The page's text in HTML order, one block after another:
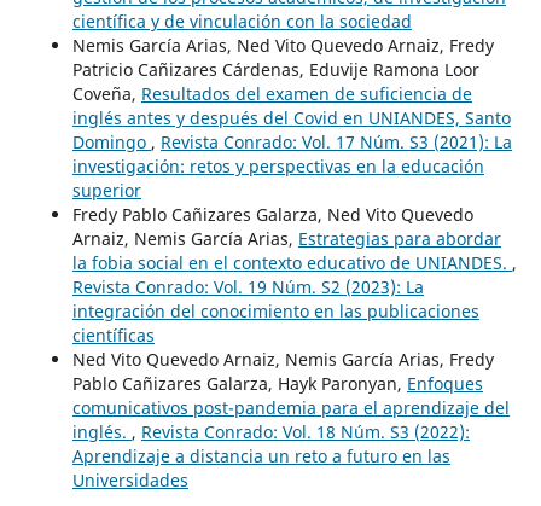
científica y de vinculación con la sociedad
Nemis García Arias, Ned Vito Quevedo Arnaiz, Fredy
Patricio Cañizares Cárdenas, Eduvije Ramona Loor
Coveña, Resultados del examen de suficiencia de
inglés antes y después del Covid en UNIANDES, Santo
Domingo , Revista Conrado: Vol. 17 Núm. S3 (2021): La
investigación: retos y perspectivas en la educación
superior
Fredy Pablo Cañizares Galarza, Ned Vito Quevedo
Arnaiz, Nemis García Arias, Estrategias para abordar
la fobia social en el contexto educativo de UNIANDES. ,
Revista Conrado: Vol. 19 Núm. S2 (2023): La
integración del conocimiento en las publicaciones
científicas
Ned Vito Quevedo Arnaiz, Nemis García Arias, Fredy
Pablo Cañizares Galarza, Hayk Paronyan, Enfoques
comunicativos post-pandemia para el aprendizaje del
inglés. , Revista Conrado: Vol. 18 Núm. S3 (2022):
Aprendizaje a distancia un reto a futuro en las
Universidades